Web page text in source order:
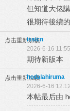
但知道大佬
很期待後續
点击重新加载
issicn
2026-6-16
期待新版本
点击重新加载hodalahiruma
2026-6-16
本帖最后由